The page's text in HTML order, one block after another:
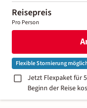
Reisepreis
Pro Person
Flexible Stornierung
Jetzt Flexpaket für
Beginn der Reise